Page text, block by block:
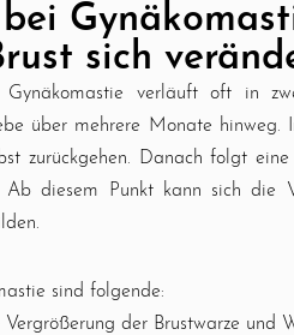
sich
verläuft oft in
über mehrere Monate hinweg.
zurückgehen. Danach folgt
diesem Punkt kann sich die
sind folgende:
der Brustwarze und